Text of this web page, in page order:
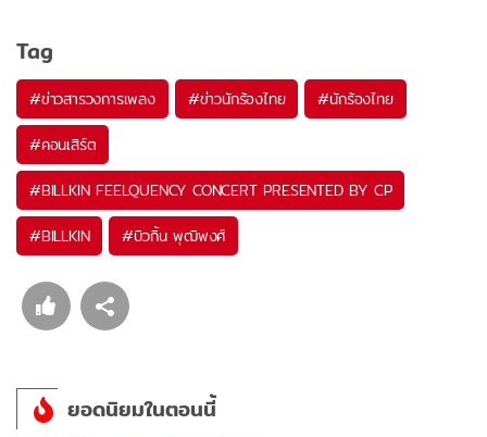
Tag
#ข่าวสารวงการเพลง #ข่าวนักร้องไทย #นักร้องไทย
#คอนเสิร์ต
#BILLKIN FEELQUENCY CONCERT PRESENTED BY CP
#BILLKIN #บิวกิ้น พุฒิพงศ์
ยอดนิยมในตอนนี้